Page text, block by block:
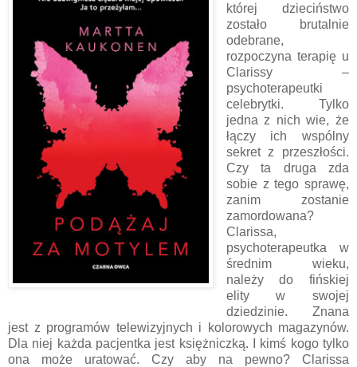
której dzieciństwo
zostało brutalnie
odebrane,
rozpoczyna terapię u
Clarissy –
psychoterapeutki
celebrytki. Tylko
jedna z nich wie, że
łączy ich wspólny
sekret z przeszłości.
Czy ta druga zda
sobie z tego sprawę,
zanim zostanie
zamordowana?
Clarissa,
psychoterapeutka w
średnim wieku,
należy do fińskiej
elity w swojej
dziedzinie. Znana
jest z programów telewizyjnych i kolorowych magazynów.
Dla niej każda pacjentka jest księżniczką. I kimś kogo tylko
ona może uratować. Czy aby na pewno? Clarissa